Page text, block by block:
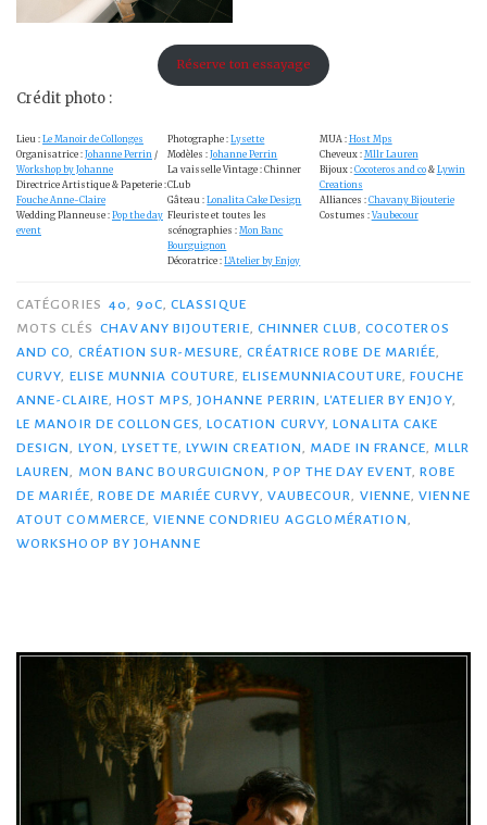
Réserve ton essayage
Crédit photo :
Lieu : Le Manoir de Collonges
Organisatrice : Johanne Perrin /
Workshop by Johanne
Directrice Artistique & Papeterie :
Fouche Anne-Claire
Wedding Planneuse : Pop the day
event
Photographe :Lysette
Modèles :Johanne Perrin
La vaisselle Vintage : Chinner
CLub
Gâteau :Lonalita Cake Design
Fleuriste et toutes les
scénographies :Mon Banc
Bourguignon
Décoratrice :L’Atelier by Enjoy
MUA : Host Mps
Cheveux : Mllr Lauren
Bijoux : Cocoteros and co& Lywin
Creations
Alliances : Chavany Bijouterie
Costumes : Vaubecour
CATÉGORIES 40, 90C,CLASSIQUE
MOTS CLÉS CHAVANY BIJOUTERIE, CHINNER CLUB, COCOTEROS
AND CO, CRÉATION SUR-MESURE,CRÉATRICE ROBE DE MARIÉE,
CURVY, ELISE MUNNIA COUTURE,ELISEMUNNIACOUTURE, FOUCHE
ANNE-CLAIRE,HOST MPS, JOHANNE PERRIN,L'ATELIER BY ENJOY,
LE MANOIR DE COLLONGES, LOCATION CURVY,LONALITA CAKE
DESIGN, LYON,LYSETTE, LYWIN CREATION, MADE IN FRANCE, MLLR
LAUREN, MON BANC BOURGUIGNON,POP THE DAY EVENT, ROBE
DE MARIÉE, ROBE DE MARIÉE CURVY, VAUBECOUR, VIENNE,VIENNE
ATOUT COMMERCE,VIENNE CONDRIEU AGGLOMÉRATION,
WORKSHOOP BY JOHANNE